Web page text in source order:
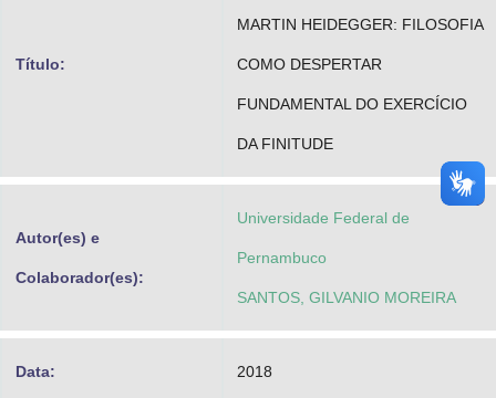
Título:
MARTIN HEIDEGGER: FILOSOFIA
COMO DESPERTAR
FUNDAMENTAL DO EXERCÍCIO
DA FINITUDE
Autor(es) e
Colaborador(es):
Universidade Federal de
Pernambuco
SANTOS, GILVANIO MOREIRA
Data: 2018